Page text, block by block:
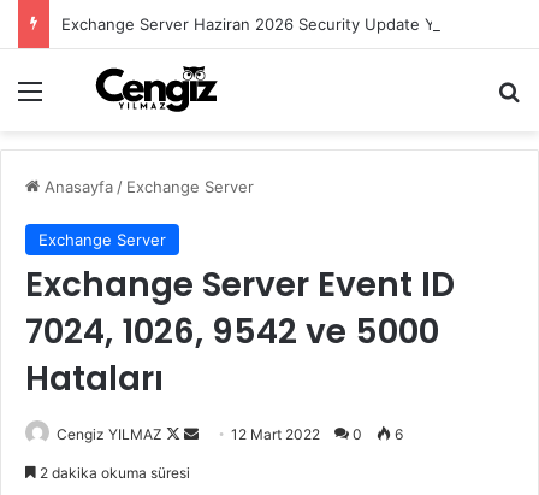
Menü
Anasayfa / Exchange Server
Exchange Server
Exchange Server Event ID
7024, 1026, 9542 ve 5000
Hataları
Cengiz YILMAZ
Follow
Bir
12 Mart 2022 0 6
2 dakika okuma süresi